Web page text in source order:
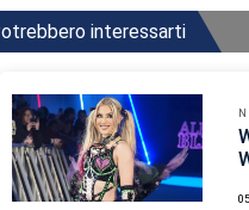
interessarti